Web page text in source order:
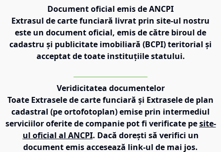
Document oficial emis de ANCPI
Extrasul de carte funciară livrat prin site-ul nostru
este un document oficial, emis de către biroul de
cadastru și publicitate imobiliară (BCPI) teritorial și
acceptat de toate instituțiile statului.
Veridicitatea documentelor
Toate Extrasele de carte funciară și Extrasele de plan
cadastral (pe ortofotoplan) emise prin intermediul
serviciilor oferite de companie pot fi verificate pe site-
ul oficial al ANCPI. Dacă dorești să verifici un
document emis accesează link-ul de mai jos.